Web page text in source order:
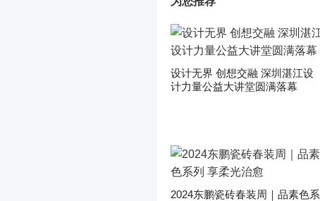
设计无界 创想交融 深圳湛江设
计力量公益大讲堂圆满落幕
2024东鹏瓷砖春装周｜品素色系